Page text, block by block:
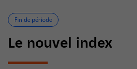
Fin de période
Le nouvel index